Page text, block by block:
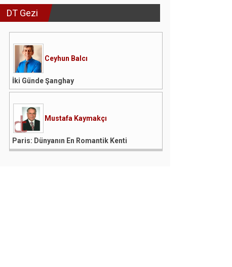
DT Gezi
Ceyhun Balcı
İki Günde Şanghay
Mustafa Kaymakçı
Paris: Dünyanın En Romantik Kenti